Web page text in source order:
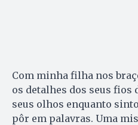
Com minha filha nos
os detalhes dos seus fios
seus olhos enquanto
pôr em palavras. Uma